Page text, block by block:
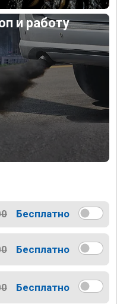
и работу
Бесплатно
Бесплатно
Бесплатно